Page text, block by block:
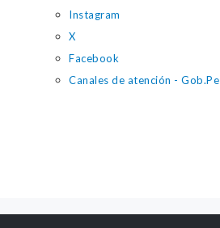
Instagram
X
Facebook
Canales de atención - Gob.Pe